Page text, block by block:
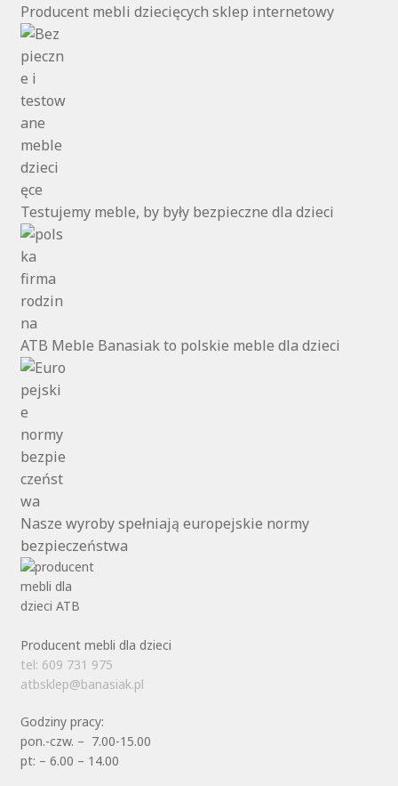
Producent mebli dziecięcych sklep internetowy
Testujemy meble, by były bezpieczne dla dzieci
ATB Meble Banasiak to polskie meble dla dzieci
Nasze wyroby spełniają europejskie normy
bezpieczeństwa
Producent mebli dla dzieci
tel: 609 731 975
atbsklep@banasiak.pl
Godziny pracy:
pon.-czw. – 7.00-15.00
pt: – 6.00 – 14.00